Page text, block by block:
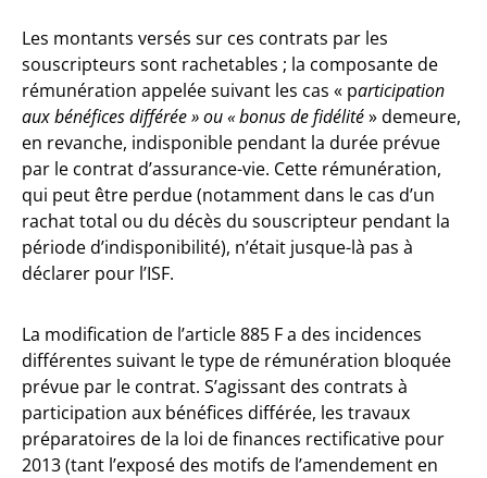
Les montants versés sur ces contrats par les
souscripteurs sont rachetables ; la composante de
rémunération appelée suivant les cas « participation
aux bénéfices différée » ou « bonus de fidélité» demeure,
en revanche, indisponible pendant la durée prévue
par le contrat d’assurance-vie. Cette rémunération,
qui peut être perdue (notamment dans le cas d’un
rachat total ou du décès du souscripteur pendant la
période d’indisponibilité), n’était jusque-là pas à
déclarer pour l’ISF.
La modification de l’article 885 F a des incidences
différentes suivant le type de rémunération bloquée
prévue par le contrat. S’agissant des contrats à
participation aux bénéfices différée, les travaux
préparatoires de la loi de finances rectificative pour
2013 (tant l’exposé des motifs de l’amendement en